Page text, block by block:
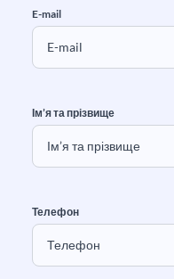
E-mail
Ім’я та прізвище
Телефон